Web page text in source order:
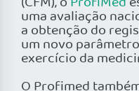
uma avaliação
a obtenção do
um novo
exercício da